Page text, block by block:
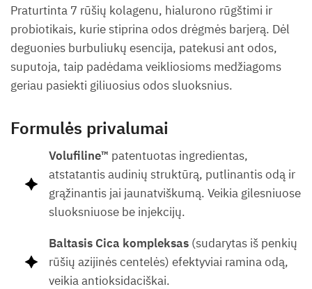
Praturtinta 7 rūšių kolagenu, hialurono rūgštimi ir
probiotikais, kurie stiprina odos drėgmės barjerą. Dėl
deguonies burbuliukų esencija, patekusi ant odos,
suputoja, taip padėdama veikliosioms medžiagoms
geriau pasiekti giliuosius odos sluoksnius.
Formulės privalumai
Volufiline™ patentuotas ingredientas,
atstatantis audinių struktūrą, putlinantis odą ir
grąžinantis jai jaunatviškumą. Veikia gilesniuose
sluoksniuose be injekcijų.
Baltasis Cica kompleksas (sudarytas iš penkių
rūšių azijinės centelės) efektyviai ramina odą,
veikia antioksidaciškai.